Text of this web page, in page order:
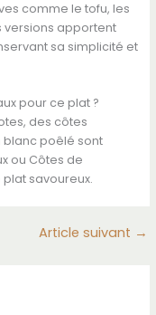
comme le tofu, les
versions apportent
sa simplicité et
pour ce plat ?
des côtes
blanc poêlé sont
ou Côtes de
savoureux.
Article suivant →